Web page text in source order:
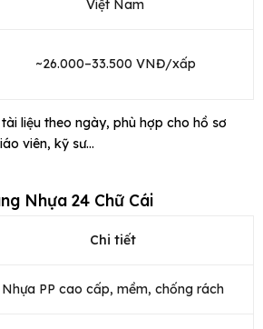
Việt Nam
~26.000–33.500 VNĐ/xấp
liệu theo ngày, phù hợp cho hồ sơ
viên, kỹ sư…
Nhựa 24 Chữ Cái
Chi tiết
Nhựa PP cao cấp, mềm, chống rách